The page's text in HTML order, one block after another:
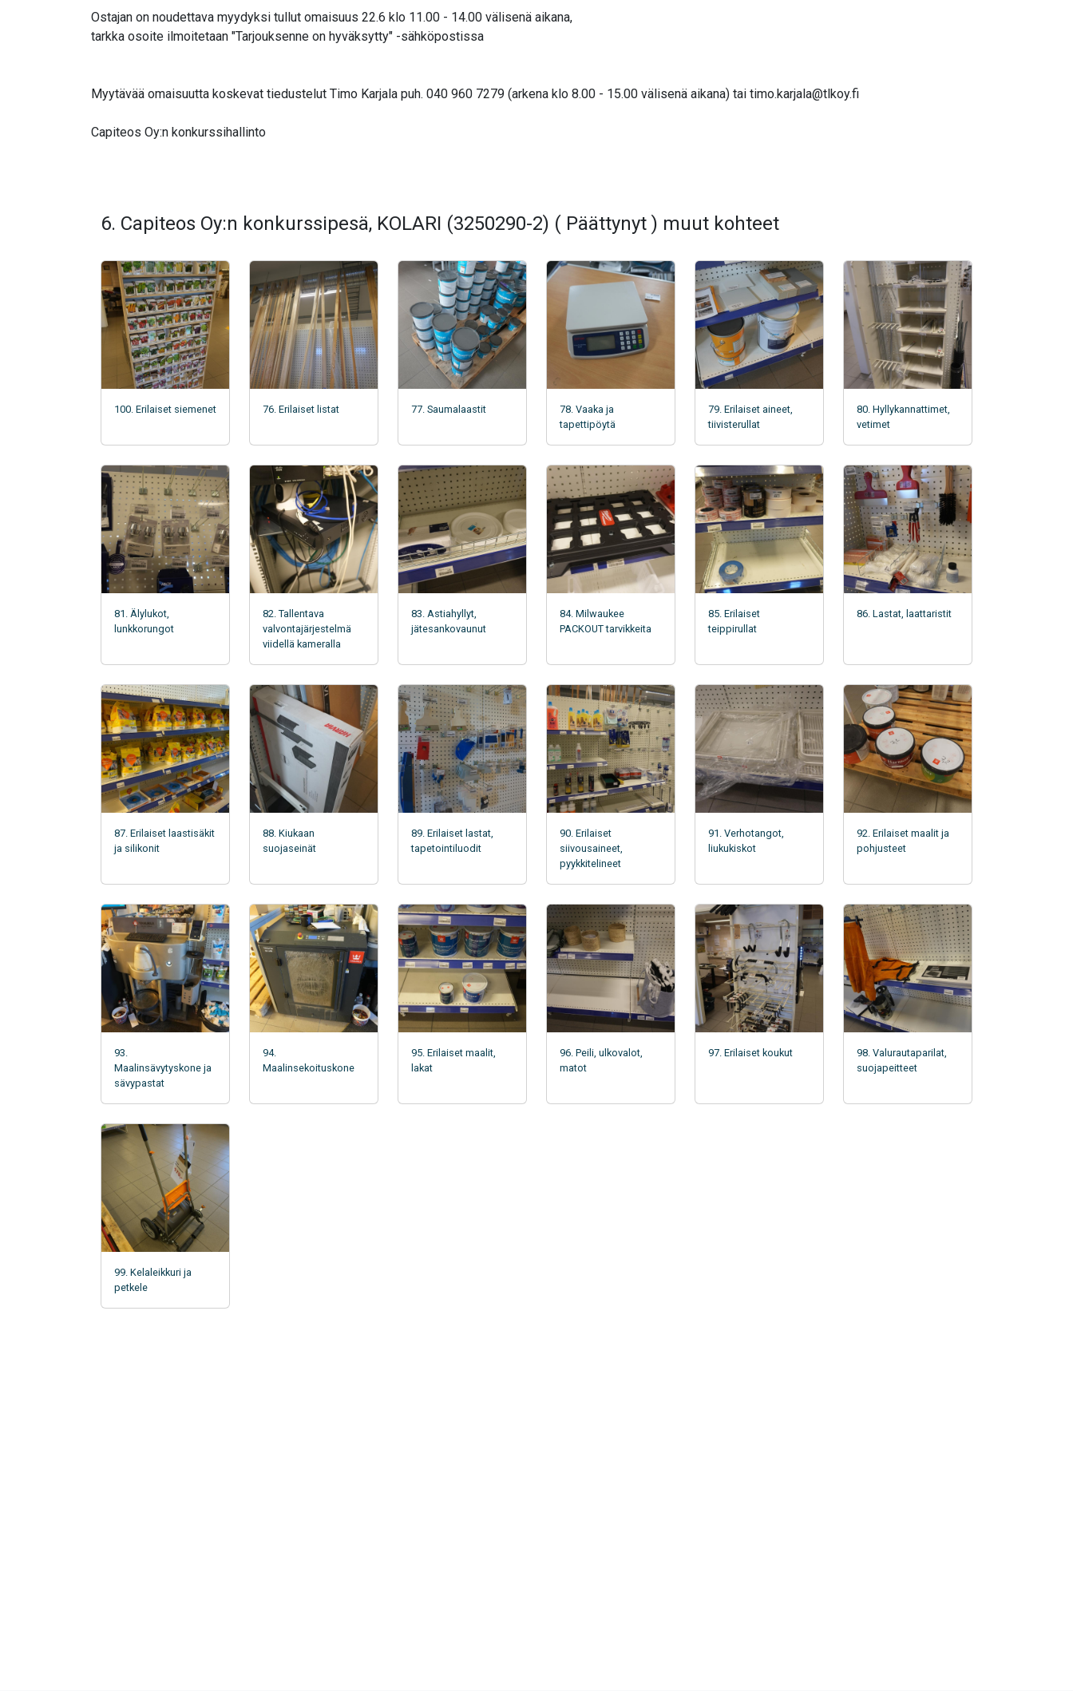
Ostajan on noudettava myydyksi tullut omaisuus 22.6 klo 11.00 - 14.00 välisenä aikana,
tarkka osoite ilmoitetaan "Tarjouksenne on hyväksytty" -sähköpostissa
Myytävää omaisuutta koskevat tiedustelut Timo Karjala puh. 040 960 7279 (arkena klo 8.00 - 15.00 välisenä aikana) tai timo.karjala@tlkoy.fi
Capiteos Oy:n konkurssihallinto
6. Capiteos Oy:n konkurssipesä, KOLARI (3250290-2) ( Päättynyt ) muut kohteet
100. Erilaiset siemenet 76. Erilaiset listat 77. Saumalaastit
78. Vaaka ja
tapettipöytä
79. Erilaiset aineet,
tiivisterullat
80. Hyllykannattimet,
vetimet
81. Älylukot,
lunkkorungot
82. Tallentava
valvontajärjestelmä
viidellä kameralla
83. Astiahyllyt,
jätesankovaunut
84. Milwaukee
PACKOUT tarvikkeita
85. Erilaiset
teippirullat
86. Lastat, laattaristit
87. Erilaiset laastisäkit
ja silikonit
88. Kiukaan
suojaseinät
89. Erilaiset lastat,
tapetointiluodit
90. Erilaiset
siivousaineet,
pyykkitelineet
91. Verhotangot,
liukukiskot
92. Erilaiset maalit ja
pohjusteet
93.
Maalinsävytyskone ja
sävypastat
94.
Maalinsekoituskone
95. Erilaiset maalit,
lakat
96. Peili, ulkovalot,
matot
97. Erilaiset koukut
98. Valurautaparilat,
suojapeitteet
99. Kelaleikkuri ja
petkele